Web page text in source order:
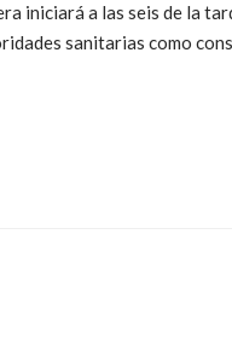
iniciará a las seis de la
sanitarias como